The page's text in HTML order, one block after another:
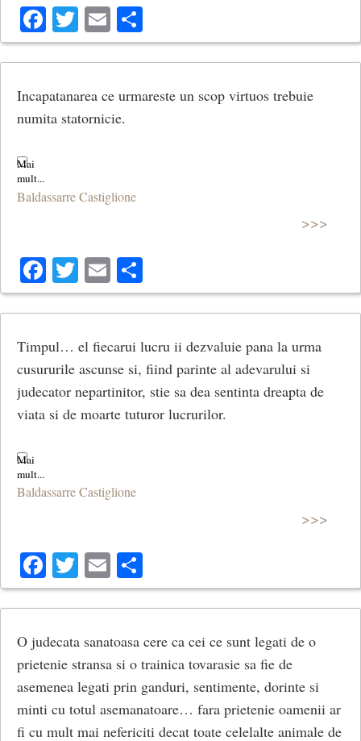
Facebook
Twitter
Email
Incapatanarea ce urmareste un scop virtuos trebuie
numita statornicie.
Baldassarre Castiglione
>>>
Facebook
Twitter
Email
Timpul… el fiecarui lucru ii dezvaluie pana la urma
cusururile ascunse si, fiind parinte al adevarului si
judecator nepartinitor, stie sa dea sentinta dreapta de
viata si de moarte tuturor lucrurilor.
Baldassarre Castiglione
>>>
Facebook
Twitter
Email
O judecata sanatoasa cere ca cei ce sunt legati de o
prie­tenie stransa si o trainica tovarasie sa fie de
asemenea legati prin ganduri, sentimente, dorinte si
minti cu totul asemanatoare… fara prietenie oamenii ar
fi cu mult mai nefericiti decat toate celelalte animale de